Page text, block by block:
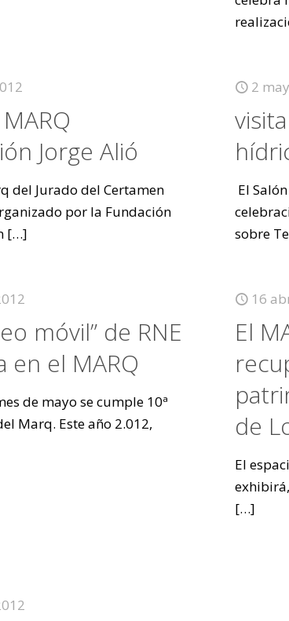
Jorge Alió
del Jurado del Certamen
por la Fundación
[…]
2
El
sobre
móvil” de RNE
en el MARQ
de mayo se cumple 10ª
Marq. Este año 2.012,
16
El
de
El
[…]